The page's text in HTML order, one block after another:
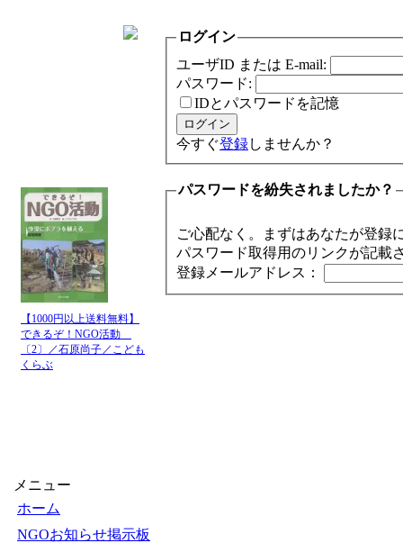
【1000円以上送料無料】
できるぞ！NGO活動
〔2〕／石原尚子／こども
くらぶ
メニュー
ホーム
NGOお知らせ掲示板
ログイン
ユーザID または E-mail:
パスワード:
IDとパスワードを記憶
今すぐ登録しませんか？
パスワードを紛失されましたか？
ご心配なく。まずはあなたが登録
パスワード取得用のリンクが記載
登録メールアドレス：